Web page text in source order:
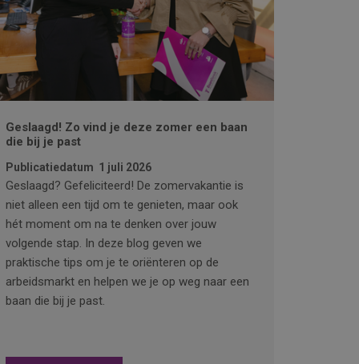
Geslaagd! Zo vind je deze zomer een baan
die bij je past
Publicatiedatum 1 juli 2026
Geslaagd? Gefeliciteerd! De zomervakantie is
niet alleen een tijd om te genieten, maar ook
hét moment om na te denken over jouw
volgende stap. In deze blog geven we
praktische tips om je te oriënteren op de
arbeidsmarkt en helpen we je op weg naar een
baan die bij je past.